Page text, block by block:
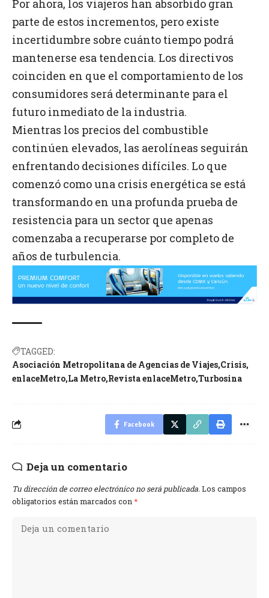
Por ahora, los viajeros han absorbido gran
parte de estos incrementos, pero existe
incertidumbre sobre cuánto tiempo podrá
mantenerse esa tendencia. Los directivos
coinciden en que el comportamiento de los
consumidores será determinante para el
futuro inmediato de la industria.
Mientras los precios del combustible
continúen elevados, las aerolíneas seguirán
enfrentando decisiones difíciles. Lo que
comenzó como una crisis energética se está
transformando en una profunda prueba de
resistencia para un sector que apenas
comenzaba a recuperarse por completo de
años de turbulencia.
TAGGED:
Asociación Metropolitana de Agencias de Viajes Crisis
enlaceMetro La Metro Revista enlaceMetro Turbosina
Facebook
Deja un comentario
Tu dirección de correo electrónico no será publicada. Los campos
obligatorios están marcados con *